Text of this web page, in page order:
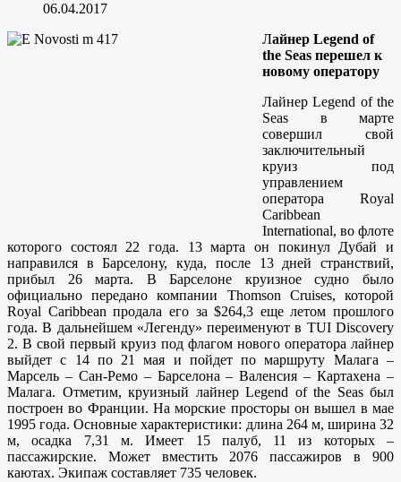
06.04.2017
Лайнер Legend of
the Seas перешел к
новому оператору
Лайнер Legend of the
Seas в марте
совершил свой
заключительный
круиз под
управлением
оператора Royal
Caribbean
International, во флоте
которого состоял 22 года. 13 марта он покинул Дубай и
направился в Барселону, куда, после 13 дней странствий,
прибыл 26 марта. В Барселоне круизное судно было
официально передано компании Thomson Cruises, которой
Royal Caribbean продала его за $264,3 еще летом прошлого
года. В дальнейшем «Легенду» переименуют в TUI Discovery
2. В свой первый круиз под флагом нового оператора лайнер
выйдет с 14 по 21 мая и пойдет по маршруту Малага –
Марсель – Сан-Ремо – Барселона – Валенсия – Картахена –
Малага. Отметим, круизный лайнер Legend of the Seas был
построен во Франции. На морские просторы он вышел в мае
1995 года. Основные характеристики: длина 264 м, ширина 32
м, осадка 7,31 м. Имеет 15 палуб, 11 из которых –
пассажирские. Может вместить 2076 пассажиров в 900
каютах. Экипаж составляет 735 человек.